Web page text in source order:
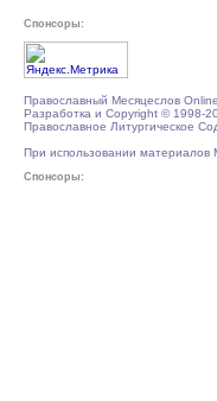
Спонсоры:
Православный Месяцеслов
Разработка и Copyright © 1998-
Православное Литургическое
При использовании материалов
Спонсоры: